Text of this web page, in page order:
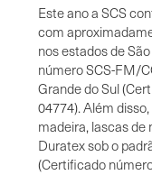
Este ano a SCS
com
nos estados de
número SCS-FM/
Grande do Sul
04774). Além
madeira, lascas
Duratex sob o
(Certificado